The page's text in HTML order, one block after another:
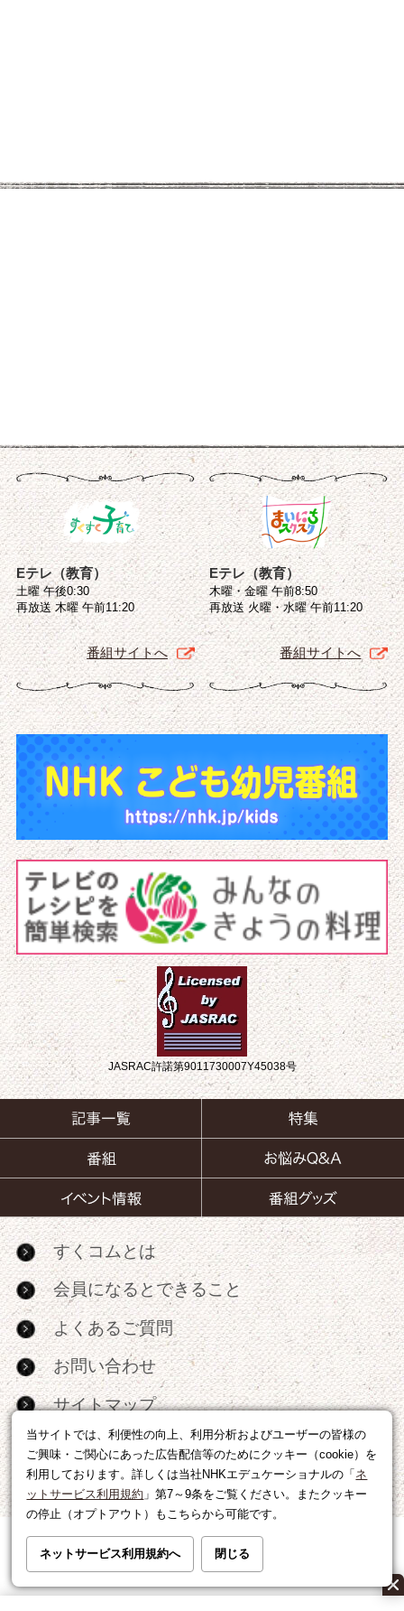
当サイトでは、利便性の向上、利用分析およびユーザーの皆様の
ご興味・ご関心にあった広告配信等のためにクッキー（cookie）を
利用しております。詳しくは当社NHKエデュケーショナルの「 ネ
ットサービス利用規約 」第7～9条をご覧ください。またクッキー
の停止（オプトアウト）もこちらから可能です。
ネットサービス利用規約へ 閉じる
Eテレ（教育）
土曜 午後0:30
再放送 木曜 午前11:20
番組サイトへ
Eテレ（教育）
木曜・金曜 午前8:50
再放送 火曜・水曜 午前11:20
番組サイトへ
JASRAC許諾第9011730007Y45038号
すくコムとは
会員になるとできること
よくあるご質問
お問い合わせ
サイトマップ
RSS
広告出稿・パートナーシップについて
利用規約|個人情報の取り扱いについて
広告に関するお問い合わせ